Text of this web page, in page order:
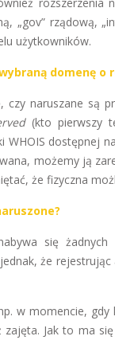
„gov” rządową,
użytkowników.
domenę o
czy naruszane są
(kto pierwszy
WHOIS dostępnej
możemy ją
że fizyczna
się
że
w momencie,
Jak to ma